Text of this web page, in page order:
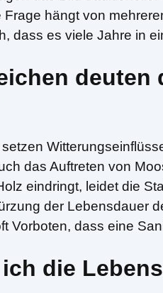
Frage hängt von
dass es viele Jahre in
das Auftreten von
eindringt, leidet die
der Lebensdauer
Vorboten, dass eine
die